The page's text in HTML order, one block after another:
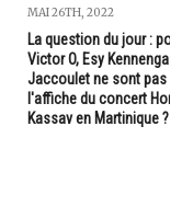
MAI 26TH, 2022
La question du jour :
Victor O, Esy
Jaccoulet ne sont pas
l'affiche du concert
Kassav en Martinique ?